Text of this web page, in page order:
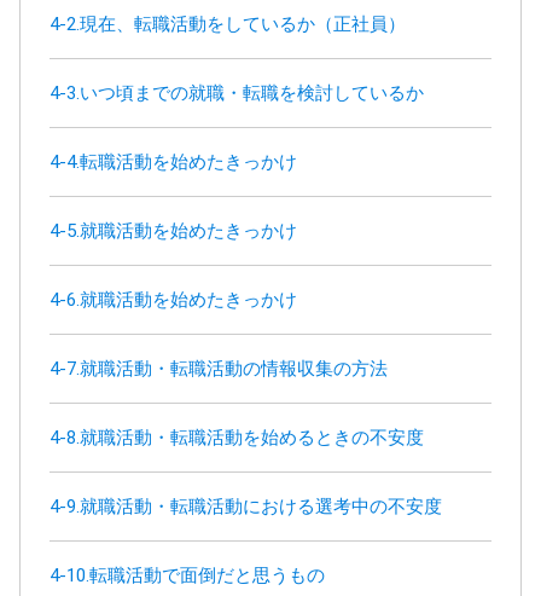
4-2.現在、転職活動をしているか（正社員）
4-3.いつ頃までの就職・転職を検討しているか
4-4.転職活動を始めたきっかけ
4-5.就職活動を始めたきっかけ
4-6.就職活動を始めたきっかけ
4-7.就職活動・転職活動の情報収集の方法
4-8.就職活動・転職活動を始めるときの不安度
4-9.就職活動・転職活動における選考中の不安度
4-10.転職活動で面倒だと思うもの